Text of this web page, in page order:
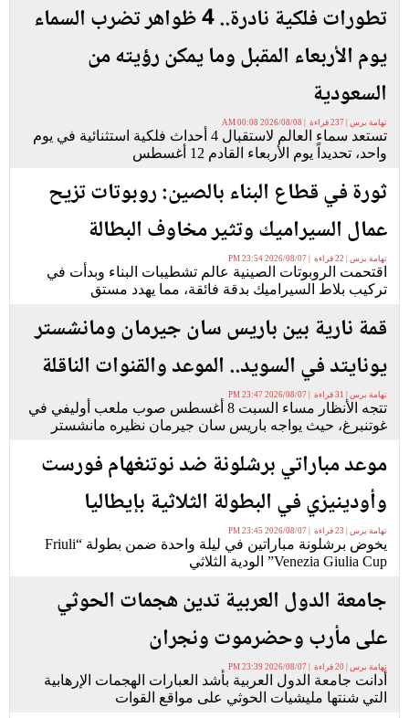
تطورات فلكية نادرة.. 4 ظواهر تضرب السماء
يوم الأربعاء المقبل وما يمكن رؤيته من
السعودية
تهامة برس | 237 قراءة | 2026/08/08 00:08 AM
تستعد سماء العالم لاستقبال 4 أحداث فلكية استثنائية في يوم
واحد، تحديداً يوم الأربعاء القادم 12 أغسطس
ثورة في قطاع البناء بالصين: روبوتات تزيح
عمال السيراميك وتثير مخاوف البطالة
تهامة برس | 22 قراءة | 2026/08/07 23:54 PM
اقتحمت الروبوتات الصينية عالم تشطيبات البناء وبدأت في
تركيب بلاط السيراميك بدقة فائقة، مما يهدد مستق
قمة نارية بين باريس سان جيرمان ومانشستر
يونايتد في السويد.. الموعد والقنوات الناقلة
تهامة برس | 31 قراءة | 2026/08/07 23:47 PM
تتجه الأنظار مساء السبت 8 أغسطس صوب ملعب أوليفي في
غوتنبرغ، حيث يواجه باريس سان جيرمان نظيره مانشستر
موعد مباراتي برشلونة ضد نوتنغهام فورست
وأودينيزي في البطولة الثلاثية بإيطاليا
تهامة برس | 23 قراءة | 2026/08/07 23:45 PM
يخوض برشلونة مباراتين في ليلة واحدة ضمن بطولة “Friuli
Venezia Giulia Cup” الودية الثلاثي
جامعة الدول العربية تدين هجمات الحوثي
على مأرب وحضرموت ونجران
تهامة برس | 20 قراءة | 2026/08/07 23:39 PM
أدانت جامعة الدول العربية بأشد العبارات الهجمات الإرهابية
التي شنتها مليشيات الحوثي على مواقع القوات